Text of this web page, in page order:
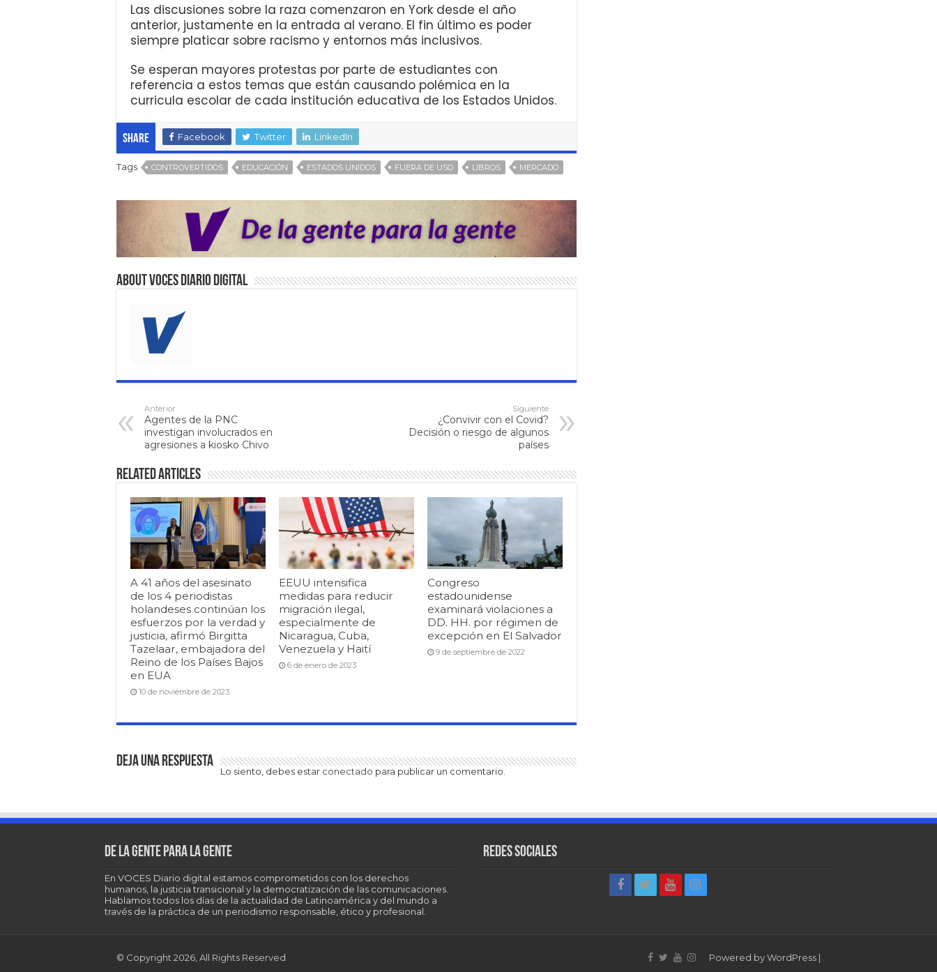
Las discusiones sobre la raza comenzaron en York desde el año
anterior, justamente en la entrada al verano. El fin último es poder
siempre platicar sobre racismo y entornos más inclusivos.
Se esperan mayores protestas por parte de estudiantes con
referencia a estos temas que están causando polémica en la
curricula escolar de cada institución educativa de los Estados Unidos.
Share Facebook Twitter LinkedIn
Tags CONTROVERTIDOS EDUCACIÓN ESTADOS UNIDOS FUERA DE USO LIBROS MERCADO
About VOCES Diario digital
Anterior
Agentes de la PNC
investigan involucrados en
agresiones a kiosko Chivo
Siguiente
¿Convivir con el Covid?
Decisión o riesgo de algunos
países
Related Articles
A 41 años del asesinato
de los 4 periodistas
holandeses continúan los
esfuerzos por la verdad y
justicia, afirmó Birgitta
Tazelaar, embajadora del
Reino de los Países Bajos
en EUA
10 de noviembre de 2023
EEUU intensifica
medidas para reducir
migración ilegal,
especialmente de
Nicaragua, Cuba,
Venezuela y Haití
6 de enero de 2023
Congreso
estadounidense
examinará violaciones a
DD. HH. por régimen de
excepción en El Salvador
9 de septiembre de 2022
Deja una respuesta
Lo siento, debes estar conectado para publicar un comentario.
De la gente para la gente
En VOCES Diario digital estamos comprometidos con los derechos
humanos, la justicia transicional y la democratización de las comunicaciones.
Hablamos todos los días de la actualidad de Latinoamérica y del mundo a
través de la práctica de un periodismo responsable, ético y profesional.
Redes sociales
Powered byWordPress |
© Copyright 2026, All Rights Reserved